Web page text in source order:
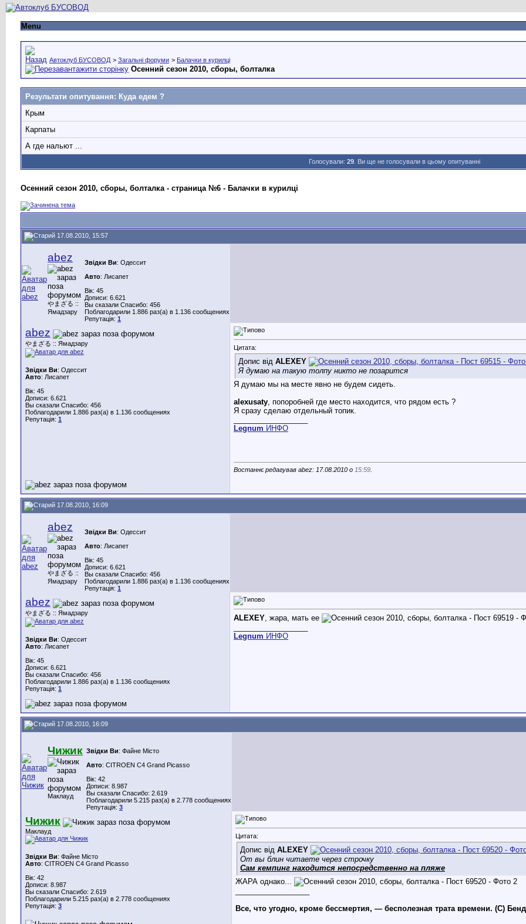
Menu
Автоклуб БУСОВОД > Загальні форуми > Балачки в курилці
Осенний сезон 2010, сборы, болталка
Результати опитування: Куда едем ?
Крым
Карпаты
А где нальют ...
Голосували: 29 . Ви ще не голосували в цьому опитуванні
Осенний сезон 2010, сборы, болталка - страница №6 - Балачки в курилці
17.08.2010, 15:57
abez
やまざる ::
Ямадзару
Звідки Ви: Одессит
Авто: Лисапет
Вік: 45
Дописи: 6.621
Вы сказали Спасибо: 456
Поблагодарили 1.886 раз(а) в 1.136 сообщениях
Репутація: 1
abez
やまざる :: Ямадзару
Звідки Ви: Одессит
Авто: Лисапет
Вік: 45
Дописи: 6.621
Вы сказали Спасибо: 456
Поблагодарили 1.886 раз(а) в 1.136 сообщениях
Репутація: 1
Цитата:
Допис від ALEXEY
Я думаю на такую толпу никто не позарится
Я думаю мы на месте явно не будем сидеть.
alexusaty , попоробней где место находится, что рядом есть ?
Я сразу сделаю отдельный топик.
Legnum ИНФО
Востаннє редагував abez: 17.08.2010 о 15:59
17.08.2010, 16:09
abez
やまざる ::
Ямадзару
Звідки Ви: Одессит
Авто: Лисапет
Вік: 45
Дописи: 6.621
Вы сказали Спасибо: 456
Поблагодарили 1.886 раз(а) в 1.136 сообщениях
Репутація: 1
abez
やまざる :: Ямадзару
Звідки Ви: Одессит
Авто: Лисапет
Вік: 45
Дописи: 6.621
Вы сказали Спасибо: 456
Поблагодарили 1.886 раз(а) в 1.136 сообщениях
Репутація: 1
ALEXEY , жара, мать ее
Legnum ИНФО
17.08.2010, 16:09
Чижик
Маклауд
Звідки Ви: Файне Місто
Авто: CITROEN C4 Grand Picasso
Вік: 42
Дописи: 8.987
Вы сказали Спасибо: 2.619
Поблагодарили 5.215 раз(а) в 2.778 сообщениях
Репутація: 3
Чижик
Маклауд
Звідки Ви: Файне Місто
Авто: CITROEN C4 Grand Picasso
Вік: 42
Дописи: 8.987
Вы сказали Спасибо: 2.619
Поблагодарили 5.215 раз(а) в 2.778 сообщениях
Репутація: 3
Цитата:
Допис від ALEXEY
От вы блин читаете через строчку
Сам кемпинг находится непосредственно на пляже
ЖАРА однако...
Все, что угодно, кроме бессмертия, — бесполезная трата времени. (С)